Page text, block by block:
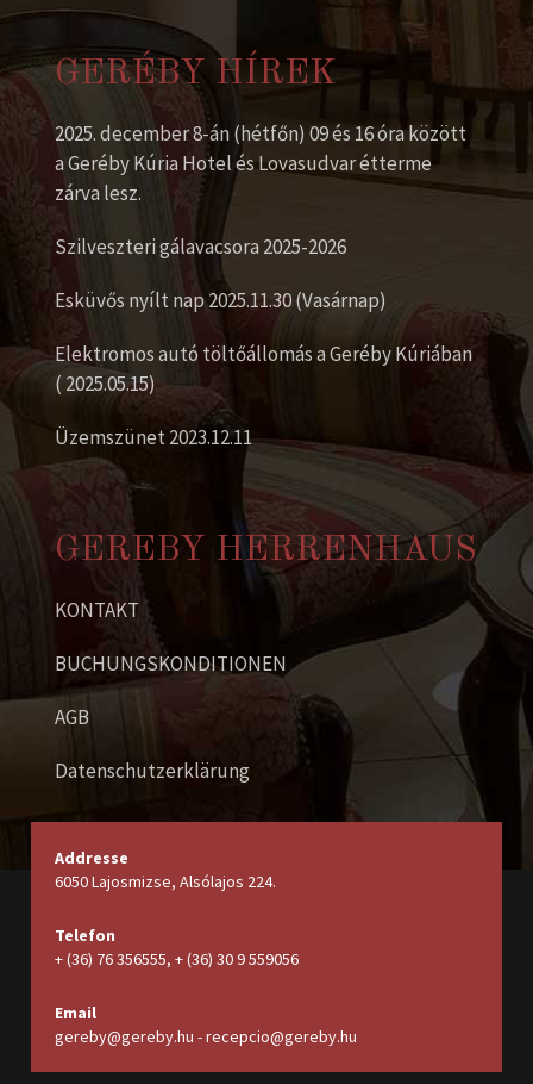
GERÉBY HÍREK
2025. december 8-án (hétfőn) 09 és 16 óra között
a Geréby Kúria Hotel és Lovasudvar étterme
zárva lesz.
Szilveszteri gálavacsora 2025-2026
Esküvős nyílt nap 2025.11.30 (Vasárnap)
Elektromos autó töltőállomás a Geréby Kúriában
( 2025.05.15)
Üzemszünet 2023.12.11
GEREBY HERRENHAUS
KONTAKT
BUCHUNGSKONDITIONEN
AGB
Datenschutzerklärung
Addresse
6050 Lajosmizse, Alsólajos 224.
Telefon
+ (36) 76 356555, + (36) 30 9 559056
Email
gereby@gereby.hu - recepcio@gereby.hu